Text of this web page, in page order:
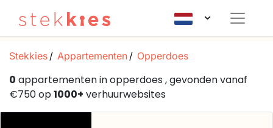
Stekkies Appartementen Opperdoes
0 appartementen in opperdoes , gevonden vanaf
€750 op1000+ verhuurwebsites